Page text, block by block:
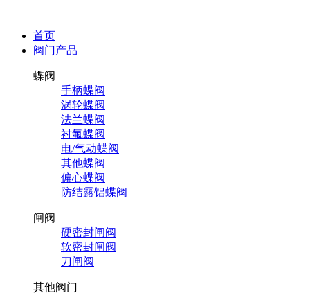
首页
阀门产品
蝶阀
手柄蝶阀
涡轮蝶阀
法兰蝶阀
衬氟蝶阀
电/气动蝶阀
其他蝶阀
偏心蝶阀
防结露铝蝶阀
闸阀
硬密封闸阀
软密封闸阀
刀闸阀
其他阀门